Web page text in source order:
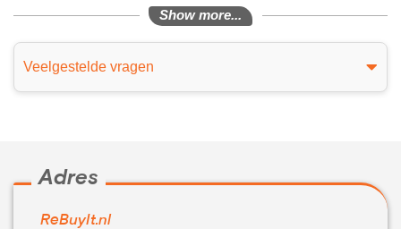
Show more...
Veelgestelde vragen
Adres
ReBuyIt.nl